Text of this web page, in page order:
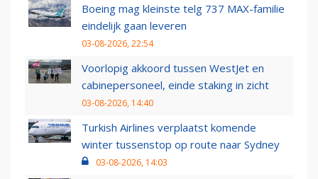
Boeing mag kleinste telg 737 MAX-familie
eindelijk gaan leveren
03-08-2026, 22:54
Voorlopig akkoord tussen WestJet en
cabinepersoneel, einde staking in zicht
03-08-2026, 14:40
Turkish Airlines verplaatst komende
winter tussenstop op route naar Sydney
03-08-2026, 14:03